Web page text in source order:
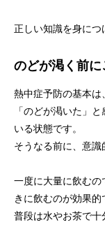
正しい知識を身につ
のどが渇く前
熱中症予防の基本は
「のどが渇いた」
いる状態です。
そうなる前に、意識
一度に大量に飲む
きに飲むのが効果的
普段は水やお茶で